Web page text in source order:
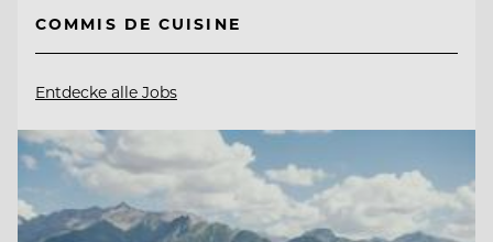
COMMIS DE CUISINE
Entdecke alle Jobs